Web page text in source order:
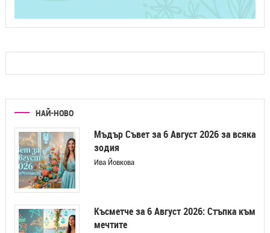
НАЙ-НОВО
Мъдър Съвет за 6 Август 2026 за всяка
зодия
Ива Йовкова
Късметче за 6 Август 2026: Стъпка към
мечтите